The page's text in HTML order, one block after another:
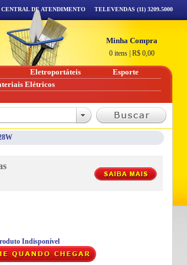
Indisponível
CENTRAL DE ATENDIMENTO TELEVENDAS (11) 3209.5000
Minha Compra
0 itens R$ 0,00
Eletroportáteis
Esporte
Elétricos